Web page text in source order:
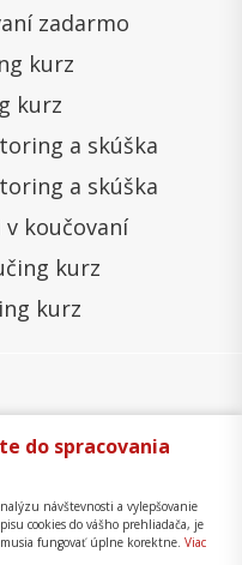
zadarmo
kurz
kurz
a skúška
a skúška
koučovaní
kurz
kurz
Správa cookies
Mapa stránky
do spracovania
návštevnosti a vylepšovanie
cookies do vášho prehliadača, je
fungovať úplne korektne. Viac